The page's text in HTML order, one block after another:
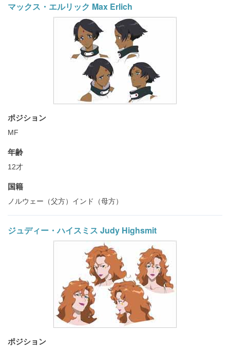
マックス・エルリック Max Erlich
ポジション
MF
年齢
12才
国籍
ノルウェー（父方）インド（母方）
ジュディー・ハイスミス Judy Highsmit
ポジション